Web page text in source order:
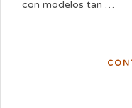
con modelos tan …